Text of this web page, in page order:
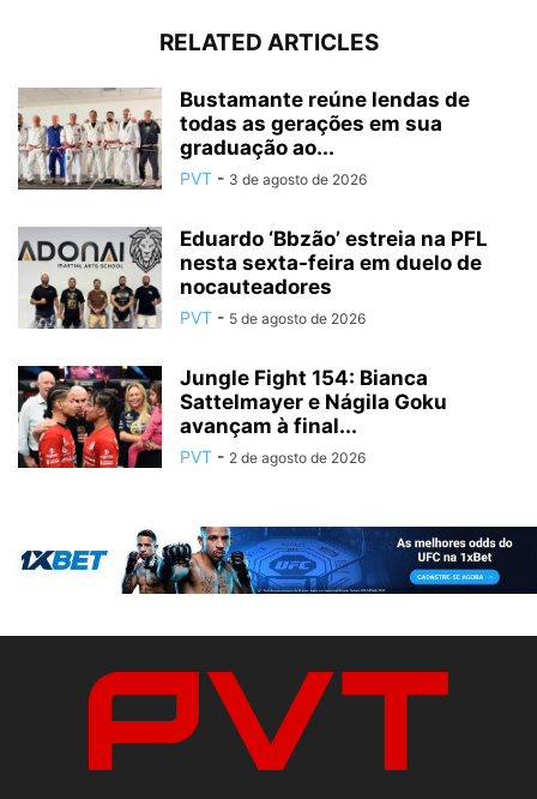
RELATED ARTICLES
Bustamante reúne lendas de
todas as gerações em sua
graduação ao...
PVT - 3 de agosto de 2026
Eduardo ‘Bbzão’ estreia na PFL
nesta sexta-feira em duelo de
nocauteadores
PVT - 5 de agosto de 2026
Jungle Fight 154: Bianca
Sattelmayer e Nágila Goku
avançam à final...
PVT - 2 de agosto de 2026